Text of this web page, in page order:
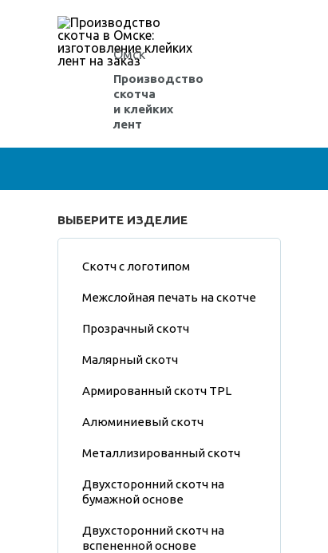
Омск
Производство
скотча
и клейких
лент
ВЫБЕРИТЕ ИЗДЕЛИЕ
Скотч с логотипом
Межслойная печать на скотче
Прозрачный скотч
Малярный скотч
Армированный скотч TPL
Алюминиевый скотч
Металлизированный скотч
Двухсторонний скотч на
бумажной основе
Двухсторонний скотч на
вспененной основе